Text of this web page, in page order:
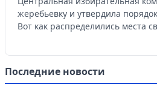
жеребьевку и утвердила
Вот как распределились места
Последние новости